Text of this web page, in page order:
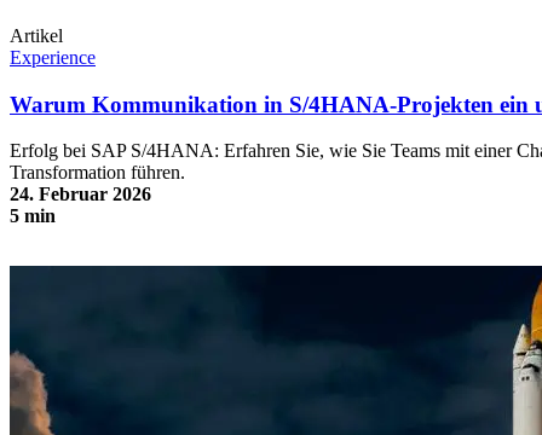
Artikel
Experience
Warum Kommunikation in S/4HANA-Projekten ein
Erfolg bei SAP S/4HANA: Erfahren Sie, wie Sie Teams mit einer
Transformation führen.
24. Februar 2026
5 min